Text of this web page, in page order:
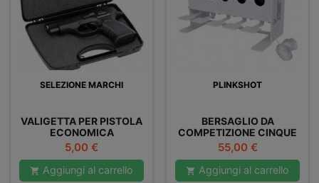
SELEZIONE MARCHI
VALIGETTA PER PISTOLA
ECONOMICA
Prezzo
5,00 €
 Aggiungi al carrello
PLINKSHOT
BERSAGLIO DA
COMPETIZIONE CINQUE
CENTRI
Prezzo
55,00 €
 Aggiungi al carrello